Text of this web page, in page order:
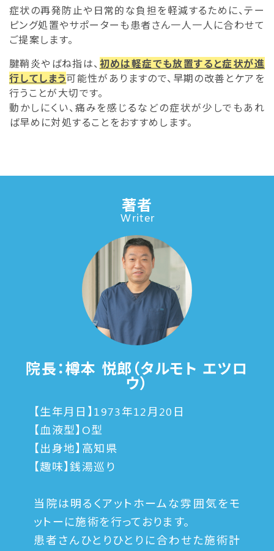
症状の再発防止や日常的な負担を軽減するために、テー
ピング処置やサポーターも患者さん一人一人に合わせて
ご提案します。
腱鞘炎やばね指は、 初めは軽症でも放置すると症状が進
行してしまう可能性がありますので、早期の改善とケアを
行うことが大切です。
動かしにくい、痛みを感じるなどの症状が少しでもあれ
ば早めに対処することをおすすめします。
著者
Writer
院長：樽本 悦郎（タルモト エツロ
ウ）
【生年月日】1973年12月20日
【血液型】O型
【出身地】高知県
【趣味】銭湯巡り
当院は明るくアットホームな雰囲気をモ
ットーに施術を行っております。
患者さんひとりひとりに合わせた施術計